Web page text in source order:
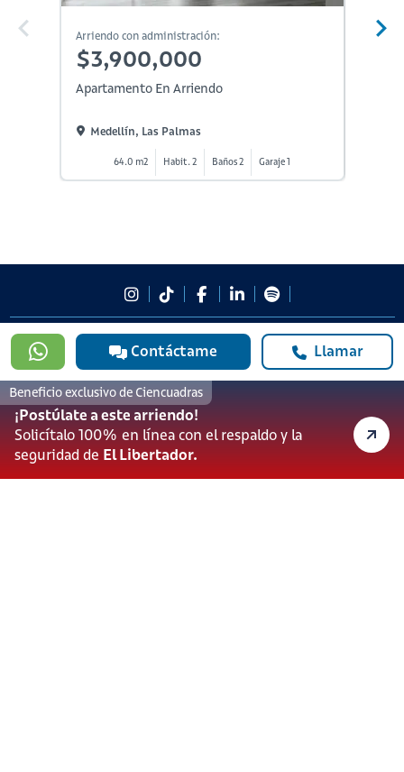
Contáctame Llamar
Beneficio exclusivo de Ciencuadras
¡Postúlate a este arriendo!
Solicítalo 100% en línea con el respaldo y la
seguridad de El Libertador.
Arriendo con administración:
$3,900,000
Apartamento En Arriendo
Medellín, Las Palmas
64.0 m2 Habit. 2 Baños 2 Garaje 1
601 3905331
Canales de preferencia
Preguntas frecuentes
Políticas de Cookies